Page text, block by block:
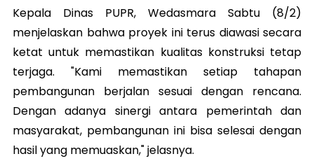
Kepala Dinas PUPR, Wedasmara Sabtu (8/2)
menjelaskan bahwa proyek ini terus diawasi secara
ketat untuk memastikan kualitas konstruksi tetap
terjaga. "Kami memastikan setiap tahapan
pembangunan berjalan sesuai dengan rencana.
Dengan adanya sinergi antara pemerintah dan
masyarakat, pembangunan ini bisa selesai dengan
hasil yang memuaskan," jelasnya.